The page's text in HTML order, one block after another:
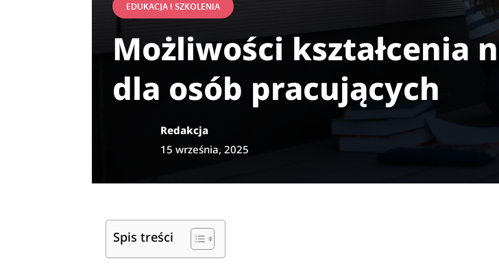
EDUKACJA I SZKOLENIA
Możliwości kształcenia
dla osób pracujących
Redakcja
15 września, 2025
Spis treści